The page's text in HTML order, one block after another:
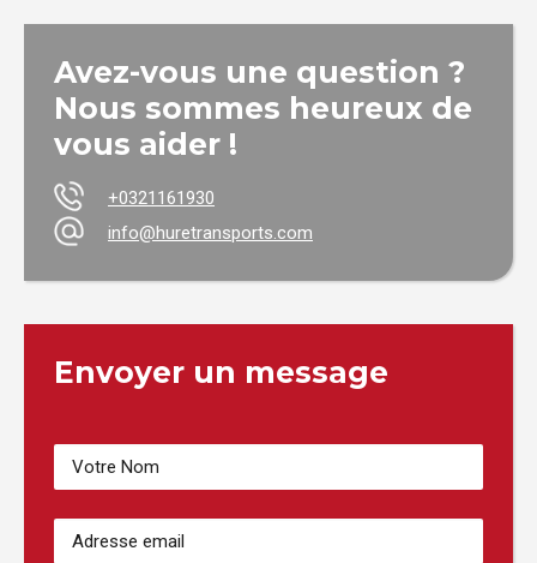
Avez-vous une question ?
Nous sommes heureux de
vous aider !
+0321161930
info@huretransports.com
Envoyer un message
Votre
Nom(Nécessaire)
Adresse
email(Nécessaire)